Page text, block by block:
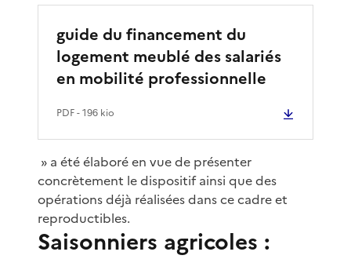
guide du financement du
logement meublé des salariés
en mobilité professionnelle
PDF- 196 kio
» a été élaboré en vue de présenter
concrètement le dispositif ainsi que des
opérations déjà réalisées dans ce cadre et
reproductibles.
Saisonniers agricoles :